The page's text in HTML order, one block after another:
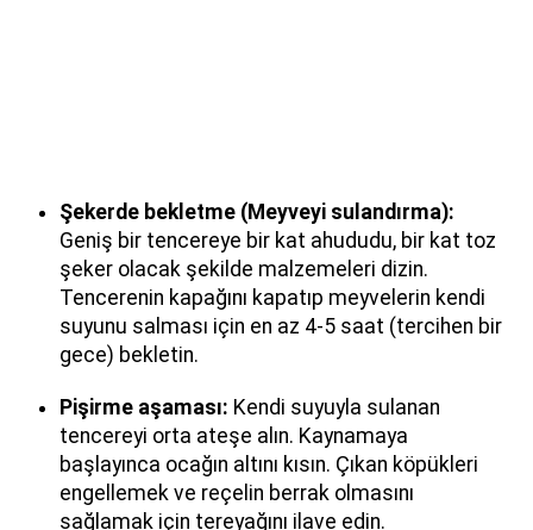
Şekerde bekletme (Meyveyi sulandırma):
Geniş bir tencereye bir kat ahududu, bir kat toz
şeker olacak şekilde malzemeleri dizin.
Tencerenin kapağını kapatıp meyvelerin kendi
suyunu salması için en az 4-5 saat (tercihen bir
gece) bekletin.
Pişirme aşaması: Kendi suyuyla sulanan
tencereyi orta ateşe alın. Kaynamaya
başlayınca ocağın altını kısın. Çıkan köpükleri
engellemek ve reçelin berrak olmasını
sağlamak için tereyağını ilave edin.